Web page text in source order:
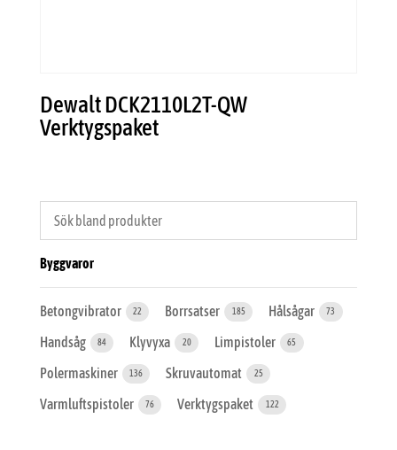
Dewalt DCK2110L2T-QW
Verktygspaket
Byggvaror
Betongvibrator 22 Borrsatser 185 Hålsågar 73
Handsåg 84 Klyvyxa 20 Limpistoler 65
Polermaskiner 136 Skruvautomat 25
Varmluftspistoler 76 Verktygspaket 122